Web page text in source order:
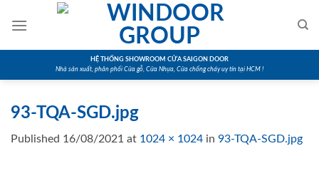
HỆ THỐNG SHOWROOM CỬA SAIGON DOOR
Nhà sản xuất, phân phối Cửa gỗ, Cửa Nhựa, Cửa chống cháy uy tín tại HCM !
93-TQA-SGD.jpg
Published 16/08/2021 at 1024 × 1024 in 93-TQA-SGD.jpg